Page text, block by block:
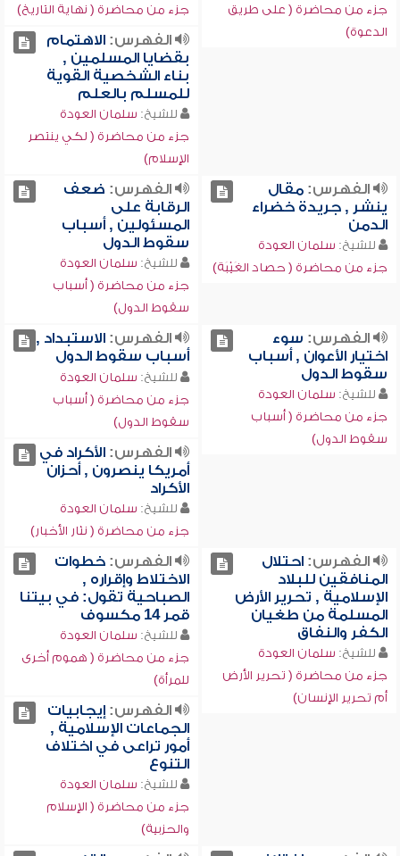
جزء من محاضرة ( على طريق
الدعوة)
جزء من محاضرة ( نهاية التاريخ)
الفهرس:الاهتمام
بقضايا المسلمين ,
بناء الشخصية القوية
للمسلم بالعلم
للشيخ: سلمان العودة
جزء من محاضرة ( لكي ينتصر
الإسلام)
الفهرس:مقال
ينشر , جريدة خضراء
الدمن
للشيخ: سلمان العودة
جزء من محاضرة ( حصاد الغَيْبَة)
الفهرس: ضعف
الرقابة على
المسئولين , أسباب
سقوط الدول
للشيخ: سلمان العودة
جزء من محاضرة ( أسباب
سقوط الدول)
الفهرس: سوء
اختيار الأعوان , أسباب
سقوط الدول
للشيخ: سلمان العودة
جزء من محاضرة ( أسباب
سقوط الدول)
الفهرس:الاستبداد ,
أسباب سقوط الدول
للشيخ: سلمان العودة
جزء من محاضرة ( أسباب
سقوط الدول)
الفهرس:الأكراد في
أمريكا ينصرون , أحزان
الأكراد
للشيخ: سلمان العودة
جزء من محاضرة ( نثار الأخبار)
الفهرس:احتلال
المنافقين للبلاد
الإسلامية , تحرير الأرض
المسلمة من طغيان
الكفر والنفاق
للشيخ: سلمان العودة
جزء من محاضرة ( تحرير الأرض
أم تحرير الإنسان)
الفهرس:خطوات
الاختلاط وإقراره ,
الصباحية تقول: في بيتنا
قمر 14 مكسوف
للشيخ: سلمان العودة
جزء من محاضرة ( هموم أخرى
للمرأة)
الفهرس:إيجابيات
الجماعات الإسلامية ,
أمور تراعى في اختلاف
التنوع
للشيخ: سلمان العودة
جزء من محاضرة ( الإسلام
والحزبية)